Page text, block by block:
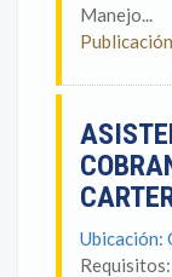
Manejo...
Ubicación: